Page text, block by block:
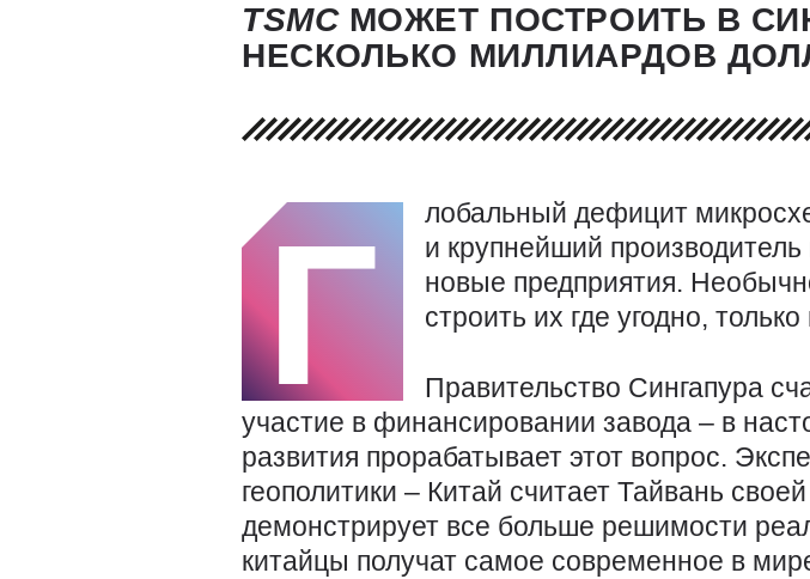
TSMC МОЖЕТ ПОСТРОИТЬ В
НЕСКОЛЬКО МИЛЛИАРДОВ
Г
лобальный дефицит
и крупнейший
новые предприятия.
строить их где угодно,
Правительство Сингапура
участие в финансировании завода – в
развития прорабатывает этот вопрос.
геополитики – Китай считает Тайвань
демонстрирует все больше решимости
китайцы получат самое современное в